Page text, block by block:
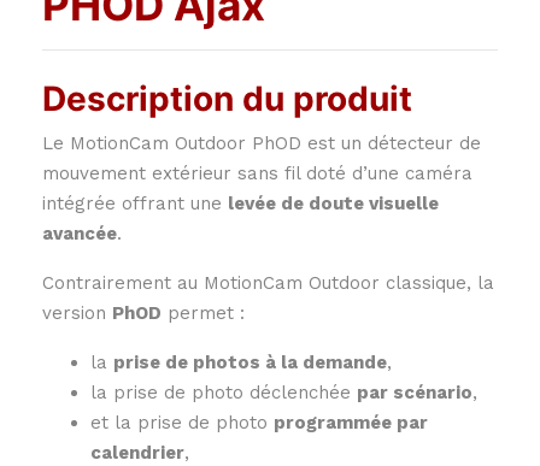
Description du produit
Le MotionCam Outdoor PhOD est un détecteur de
mouvement extérieur sans fil doté d’une caméra
intégrée offrant une levée de doute visuelle
avancée.
Contrairement au MotionCam Outdoor classique, la
version PhOD permet :
la prise de photos à la demande,
la prise de photo déclenchée par scénario,
et la prise de photo programmée par
calendrier,